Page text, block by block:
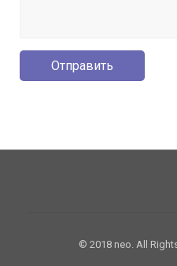
© 2018 neo. All